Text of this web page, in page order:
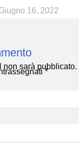
16, 2022
non sarà pubblicato.
*